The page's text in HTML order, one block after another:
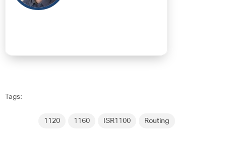
Tags:
1120 1160 ISR1100 Routing